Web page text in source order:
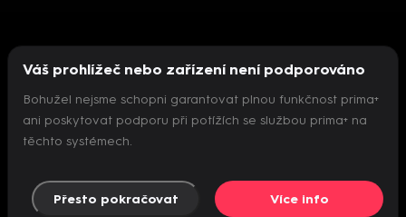
Nepodařilo se inicializovat přehrávač
Váš prohlížeč nebo zařízení není podporováno
Bohužel nejsme schopni garantovat plnou funkčnost prima+
ani poskytovat podporu při potížích se službou prima+ na
těchto systémech.
Přesto pokračovat Více info